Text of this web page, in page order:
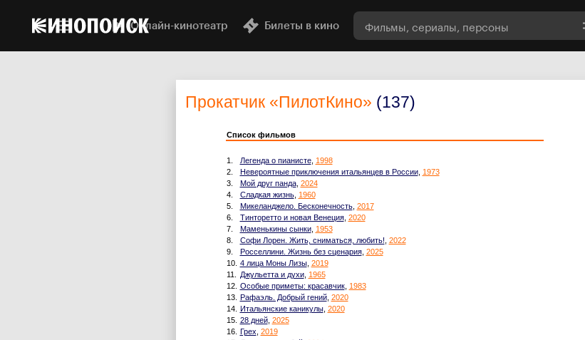
Онлайн-кинотеатр Билеты в кино
Прокатчик «ПилотКино» (137)
Список фильмов
1. Легенда о пианисте, 1998
2.
Невероятные приключения итальянцев в России, 1973
3.
Мой друг панда, 2024
4.
Сладкая жизнь, 1960
5.
Микеланджело. Бесконечность, 2017
6.
Тинторетто и новая Венеция, 2020
7.
Маменькины сынки, 1953
8.
Софи Лорен. Жить, сниматься, любить! 2022
9.
Росселлини. Жизнь без сценария, 2025
10. 4 лица Моны Лизы, 2019
11.
Джульетта и духи, 1965
12. Особые приметы: красавчик, 1983
13. Рафаэль. Добрый гений, 2020
14. Итальянские каникулы, 2020
15. 28 дней, 2025
16. Грех 2019